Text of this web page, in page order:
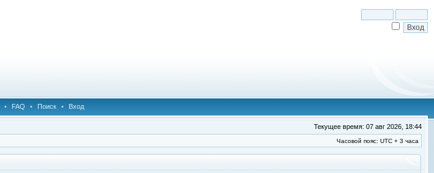
• FAQ • Поиск • Вход
Текущее время: 07 авг 2026, 18:44
Часовой пояс: UTC + 3 часа